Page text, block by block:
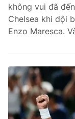
không vui đã
Chelsea khi đội
Enzo Maresca.